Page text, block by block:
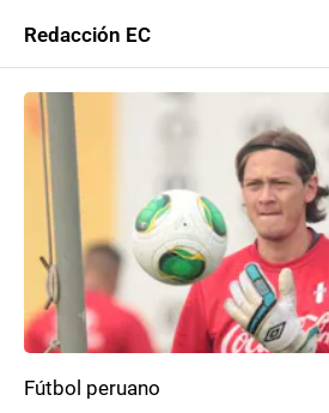
Redacción EC
Fútbol peruano